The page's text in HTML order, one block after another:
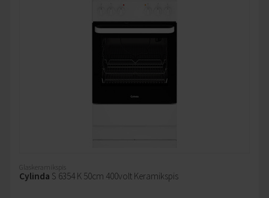
Glaskeramikspis
Cylinda S 6354 K 50cm 400volt Keramikspis